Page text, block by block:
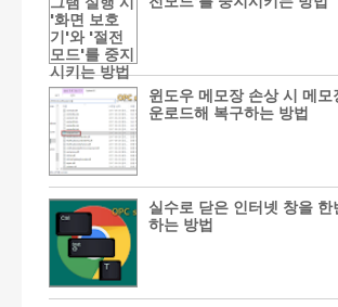
윈도우 메모장 손상 시 메
운로드해 복구하는 방법
실수로 닫은 인터넷 창을
하는 방법